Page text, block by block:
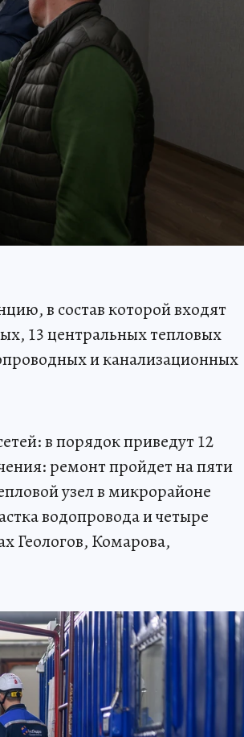
в состав которой входят
13 центральных тепловых
и канализационных
в порядок приведут 12
ремонт пройдет на пяти
узел в микрорайоне
водопровода и четыре
Геологов, Комарова,